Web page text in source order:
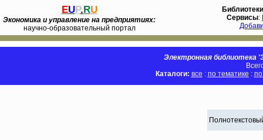
EUP.RU
Экономика и управление на предприятиях:
научно-образовательный портал
Библиотеки
Сервисы:
Электронная библиотека
Каталоги: все : по тематике :